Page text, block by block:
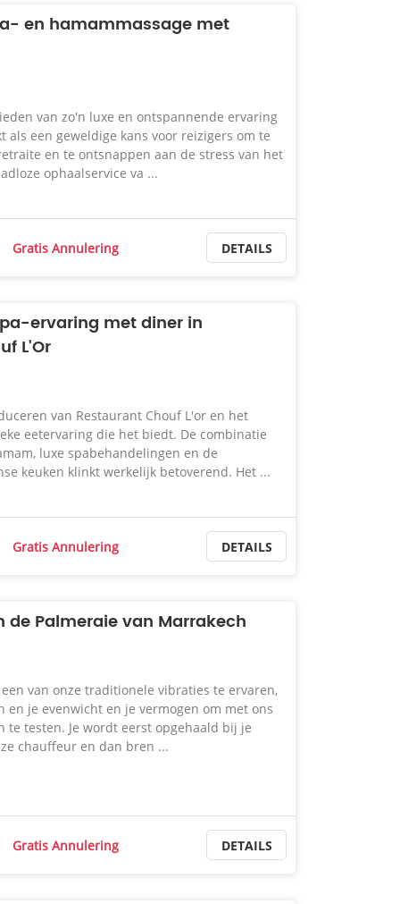
en hamammassage met
van zo'n luxe en ontspannende ervaring
als een geweldige kans voor reizigers om te
en te ontsnappen aan de stress van het
ophaalservice va ...
Gratis Annulering DETAILS
ervaring met diner in
L'Or
van Restaurant Chouf L'or en het
eetervaring die het biedt. De combinatie
luxe spabehandelingen en de
keuken klinkt werkelijk betoverend. Het ...
Gratis Annulering DETAILS
de Palmeraie van Marrakech
​​van onze traditionele vibraties te ervaren,
en je evenwicht en je vermogen om met ons
te testen. Je wordt eerst opgehaald bij je
chauffeur en dan bren ...
Gratis Annulering DETAILS